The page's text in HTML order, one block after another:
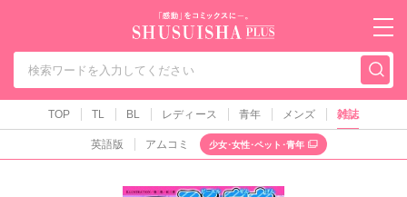
秋水社PLUS（テ
TOP TL BL レディース 青年 メンズ 雑誌
英語版 アムコミ 少女･女性･ペット･青年